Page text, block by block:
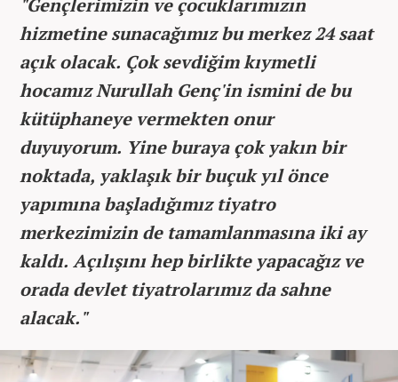
hizmetine sunacağımız bu merkez 24 saat
açık olacak. Çok sevdiğim kıymetli
hocamız Nurullah Genç'in ismini de bu
kütüphaneye vermekten onur
duyuyorum. Yine buraya çok yakın bir
noktada, yaklaşık bir buçuk yıl önce
yapımına başladığımız tiyatro
merkezimizin de tamamlanmasına iki ay
kaldı. Açılışını hep birlikte yapacağız ve
orada devlet tiyatrolarımız da sahne
alacak."